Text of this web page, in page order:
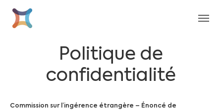
Politique de
confidentialité
Commission sur l’ingérence étrangère – Énoncé de